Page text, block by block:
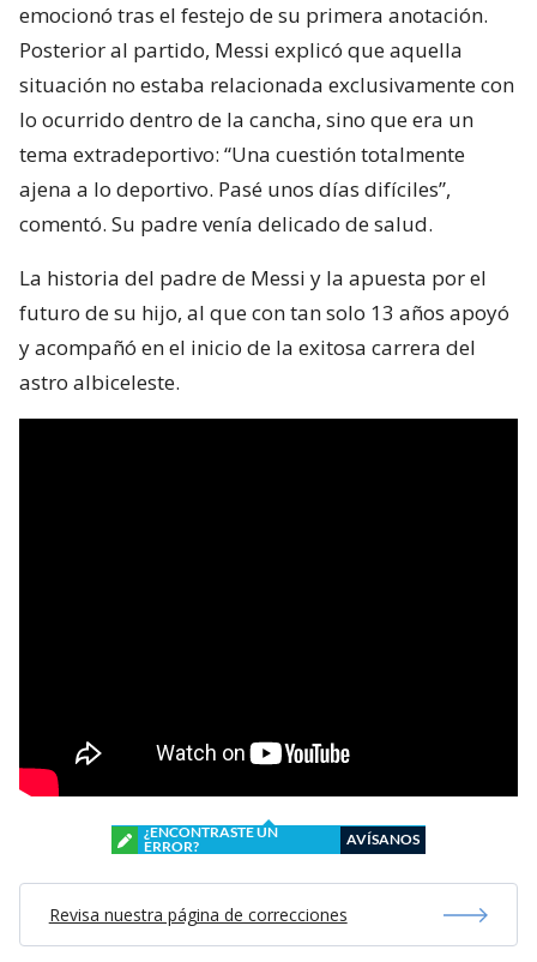
emocionó tras el festejo de su primera anotación.
Posterior al partido, Messi explicó que aquella
situación no estaba relacionada exclusivamente con
lo ocurrido dentro de la cancha, sino que era un
tema extradeportivo: “Una cuestión totalmente
ajena a lo deportivo. Pasé unos días difíciles”,
comentó. Su padre venía delicado de salud.
La historia del padre de Messi y la apuesta por el
futuro de su hijo, al que con tan solo 13 años apoyó
y acompañó en el inicio de la exitosa carrera del
astro albiceleste.
¿ENCONTRASTE UN
ERROR?
AVÍSANOS
Revisa nuestra página de correcciones